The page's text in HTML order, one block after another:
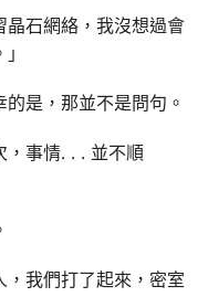
晶石網絡，我沒想過會
的是，那並不是問句。
，事情. . . 並不順
，我們打了起來，密室